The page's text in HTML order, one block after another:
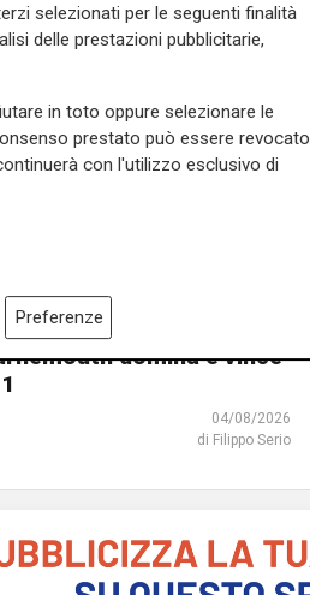
chiude la tournée
con una sconfitta: il
domina e vince
04/08/2026
di Filippo Serio
selezionati per le seguenti finalità
delle prestazioni pubblicitarie,
in toto oppure selezionare le
prestato può essere revocato
con l'utilizzo esclusivo di
Preferenze